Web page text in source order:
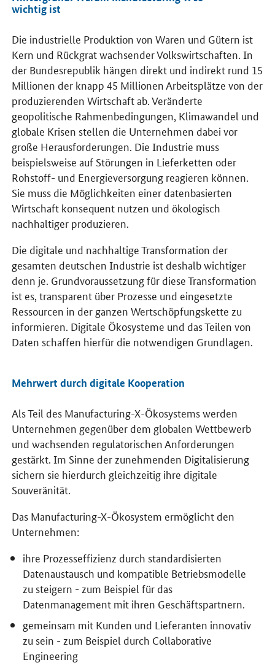
wichtig ist
Die industrielle Produktion von Waren und Gütern ist
Kern und Rückgrat wachsender Volkswirtschaften. In
der Bundesrepublik hängen direkt und indirekt rund 15
Millionen der knapp 45 Millionen Arbeitsplätze von der
produzierenden Wirtschaft ab. Veränderte
geopolitische Rahmenbedingungen, Klimawandel und
globale Krisen stellen die Unternehmen dabei vor
große Herausforderungen. Die Industrie muss
beispielsweise auf Störungen in Lieferketten oder
Rohstoff- und Energieversorgung reagieren können.
Sie muss die Möglichkeiten einer datenbasierten
Wirtschaft konsequent nutzen und ökologisch
nachhaltiger produzieren.
Die digitale und nachhaltige Transformation der
gesamten deutschen Industrie ist deshalb wichtiger
denn je. Grundvoraussetzung für diese Transformation
ist es, transparent über Prozesse und eingesetzte
Ressourcen in der ganzen Wertschöpfungskette zu
informieren. Digitale Ökosysteme und das Teilen von
Daten schaffen hierfür die notwendigen Grundlagen.
Mehrwert durch digitale Kooperation
Als Teil des Manufacturing-X-Ökosystems werden
Unternehmen gegenüber dem globalen Wettbewerb
und wachsenden regulatorischen Anforderungen
gestärkt. Im Sinne der zunehmenden Digitalisierung
sichern sie hierdurch gleichzeitig ihre digitale
Souveränität.
Das Manufacturing-X-Ökosystem ermöglicht den
Unternehmen:
ihre Prozesseffizienz durch standardisierten
Datenaustausch und kompatible Betriebsmodelle
zu steigern - zum Beispiel für das
Datenmanagement mit ihren Geschäftspartnern.
gemeinsam mit Kunden und Lieferanten innovativ
zu sein - zum Beispiel durch Collaborative
Engineering